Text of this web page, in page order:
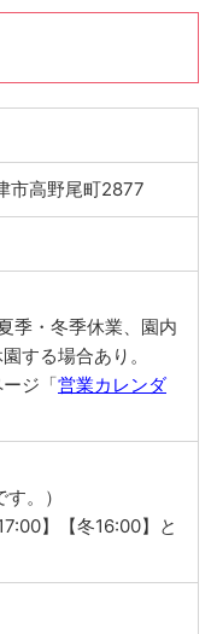
高野尾町2877
季・冬季休業、園内
する場合あり。
ジ「営業カレンダ
。）
】【冬16:00】と